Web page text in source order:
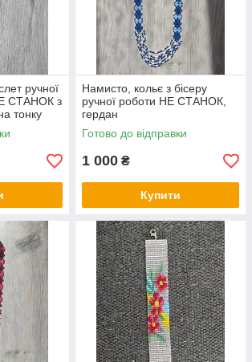
ручної
СТАНОК з
тонку
Намисто, кольє з бісеру
ручної роботи НЕ СТАНОК,
гердан
Готово до відправки
1 000 ₴
Купити